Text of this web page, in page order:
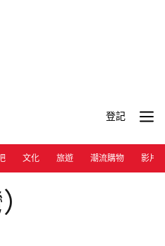
登記
文化 旅遊 潮流購物 影片